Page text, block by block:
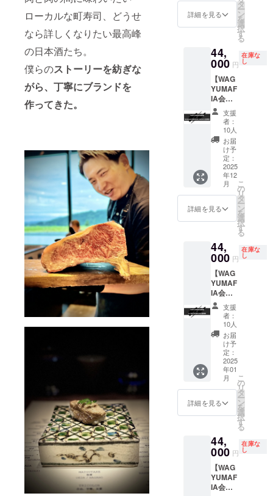
ローカルな町寿司、どうせ
なら詳しくなりたい最高峰
の日本酒たち。
僕らのストーリーを紡ぎな
がら、丁寧にブランドを
作ってきた。
okグ
ループ
限 2025
年12月
末日ま
で ※ご
利用い
ただけ
る日は
店舗の
営業日
に準じ
ます。
※支援プ
ランの
譲渡は
不可で
になり
ます。
WAGYU
MAFIA
初回ご
予約時
のお食
事の際
にお渡
し致し
ます。
※WAGY
UMAFI
A会員専
Facebo
okグ
ループ
限 2025
年12月
末日ま
で ※ご
利用い
ただけ
る日は
店舗の
営業日
に準じ
ます。
※支援プ
ランの
譲渡は
不可で
MAFIA
全世界
会員
権。
ULTRA
NICHE
著者浜
田、堀
江サイ
ン入り1
員権の
お渡し
はご本
人様へ
のお渡
しのみ
になり
ます。
WAGYU
MAFIA
初回ご
予約時
のお食
事の際
にお渡
し致し
ます。
※WAGY
UMAFI
A会員専
Facebo
okグ
ループ
限 2025
年12月
末日ま
で ※ご
利用い
ただけ
詳細を見る
タ
ー
ン
を
選
択
す
る
44,
000 円
在庫な
し
【WAG
YUMAF
IA会員
権＋
NAGAS
AKI
MASHI
MASHI
お食事
券】
WAGYU
MAFIA
全世界
会員店
権。
WAGYU
JIRO1
杯お食
事券
※WAGY
UJIRO
のご提
供は六
本木
MASHI
MASHI
、長崎
MASHI
NO
MASHI
会員権
のお渡
本人様
へのお
渡しの
支援
者：
10人
お届
け予
定：
2025
年12
月
詳細を見る
こ
の
リ
タ
ー
ン
を
選
択
す
る
44,
000 円
在庫な
し
【WAG
YUMAF
IA会員
権
+ULTR
CHAMP
ON食事
券】
WAGYU
MAFIA
全世界
会員店
舗共通
会員
CHAMP
ON1杯
お食事
券
※ULTR
A
支援
者：
10人
お届
け予
定：
2025
年01
月
詳細を見る
こ
の
リ
タ
ー
ン
を
選
択
す
る
44,
000 円
在庫な
し
【WAG
YUMAF
IA会員